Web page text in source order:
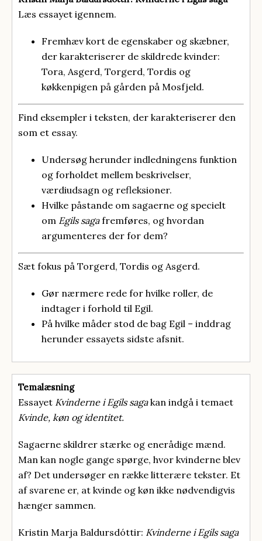
Læs essayet igennem.
Fremhæv kort de egenskaber og skæbner,
der karakteriserer de skildrede kvinder:
Tora, Asgerd, Torgerd, Tordis og
køkkenpigen på gården på Mosfjeld.
Find eksempler i teksten, der karakteriserer den
som et essay.
Undersøg herunder indledningens funktion
og forholdet mellem beskrivelser,
værdiudsagn og refleksioner.
Hvilke påstande om sagaerne og specielt
om Egils sagafremføres, og hvordan
argumenteres der for dem?
Sæt fokus på Torgerd, Tordis og Asgerd.
Gør nærmere rede for hvilke roller, de
indtager i forhold til Egil.
På hvilke måder stod de bag Egil – inddrag
herunder essayets sidste afsnit.
Temalæsning
Essayet Kvinderne i Egils sagakan indgå i temaet
Kvinde, køn og identitet.
Sagaerne skildrer stærke og enerådige mænd.
Man kan nogle gange spørge, hvor kvinderne blev
af? Det undersøger en række litterære tekster. Et
af svarene er, at kvinde og køn ikke nødvendigvis
hænger sammen.
Kristin Marja Baldursdóttir: Kvinderne i Egils saga